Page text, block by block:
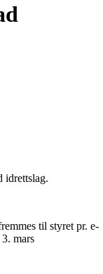
idrettslag.
til styret pr. e-
mars